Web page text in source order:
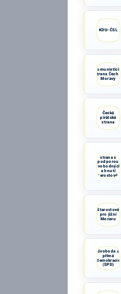
KDU-ČSL
Komunistická
strana Čech a
Moravy
Česká
pirátská
strana
strana s
podporou
Svobodných
a hnutí
Starostové a
osobnosti
Starostové
pro jižní
Moravu
Svoboda a
přímá
demokracie
(SPD)